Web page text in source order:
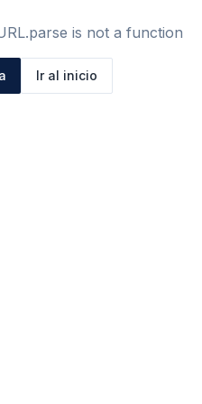
is not a function
Ir al inicio